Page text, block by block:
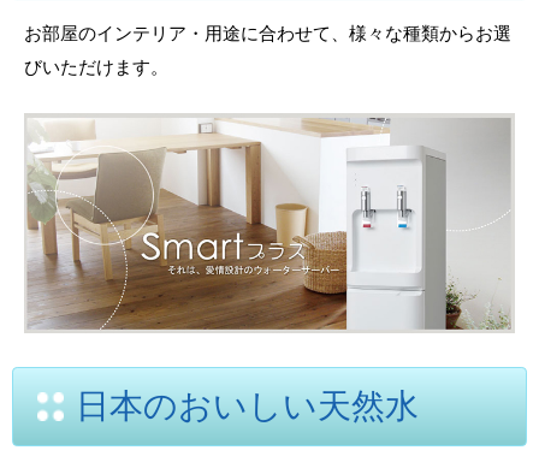
お部屋のインテリア・用途に合わせて、様々な種類からお選
びいただけます。
日本のおいしい天然水